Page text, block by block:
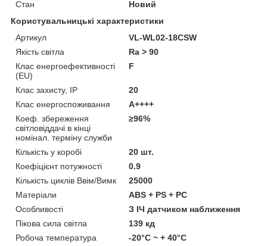
Стан
Новий
Користувальницькі характеристики
Артикул
VL-WL02-18CSW
Якість світла
Ra > 90
Клас енергоефективності
(EU)
F
Клас захисту, IP
20
Клас енергоспоживання
А++++
Коеф. збереження
світловіддачі в кінці
номінал. терміну служби
≥96%
Кількість у коробі
20 шт.
Коефіцієнт потужності
0.9
Кількість циклів Ввім/Вимк
25000
Матеріали
ABS + PS + PC
Особливості
З ІЧ датчиком наближення
Пікова сила світла
139 кд
Робоча температура
-20°C ~ + 40°С